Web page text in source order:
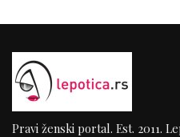
Pravi ženski portal. Est. 2011.